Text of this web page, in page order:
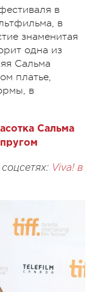
в
в
знаменитая
одна из
Сальма
платье,
в
Сальма
Viva! в